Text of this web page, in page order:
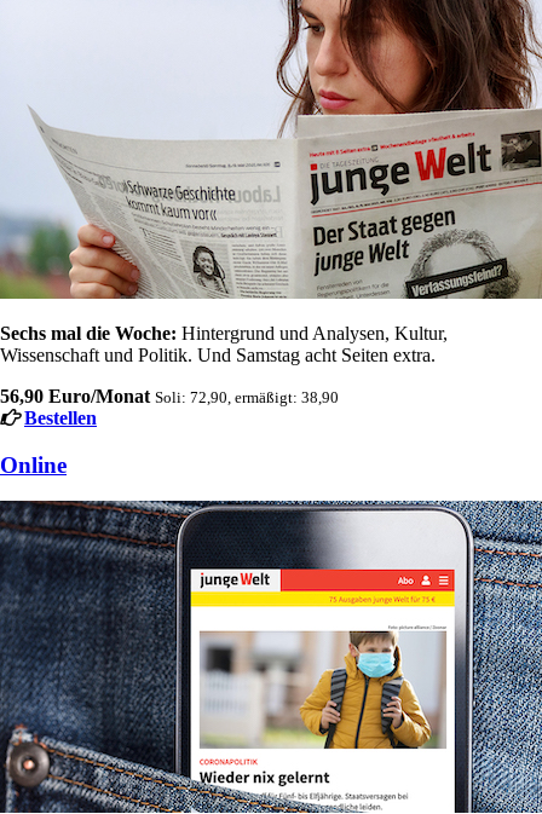
Sechs mal die Woche: Hintergrund und Analysen, Kultur,
Wissenschaft und Politik. Und Samstag acht Seiten extra.
56,90 Euro/Monat Soli: 72,90, ermäßigt: 38,90
Bestellen
Online